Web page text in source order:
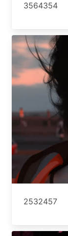
3564354
2532457